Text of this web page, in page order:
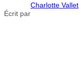
Écrit par
Charlotte Vallet